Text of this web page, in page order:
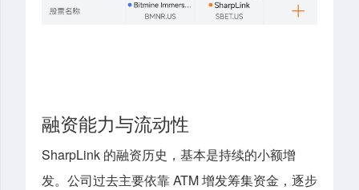
融资能力与流动性
SharpLink 的融资历史，基本是持续的小额增
发。公司过去主要依靠 ATM 增发筹集资金，逐步